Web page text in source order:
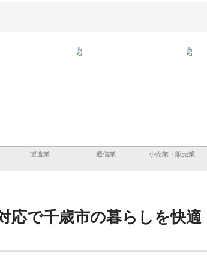
製造業 通信業 小売業・販売業
応で千歳市の暮らしを快適